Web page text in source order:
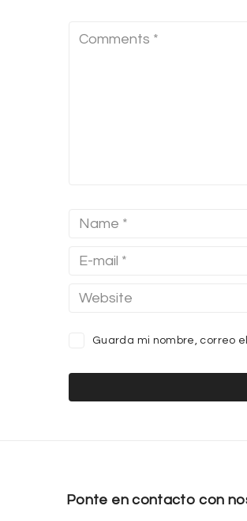
Guarda mi nombre, correo
Ponte en contacto con